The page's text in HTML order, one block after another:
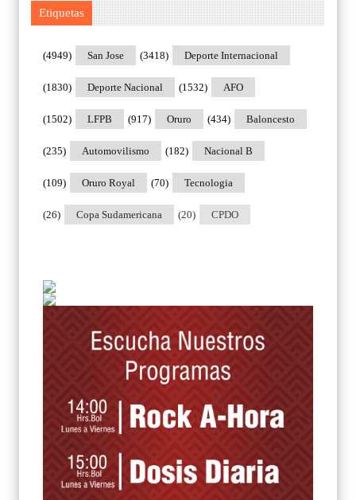
Etiquetas
San Jose
(4949) Deporte Internacional
(3418)
Deporte Nacional
(1830) AFO
(1532)
LFPB
(1502) Oruro
(917) Baloncesto
(434)
Automovilismo
(235) Nacional B
(182)
Oruro Royal
(109) Tecnologia
(70)
Copa Sudamericana
(26) CPDO
(20)